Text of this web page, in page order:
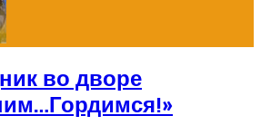
во дворе